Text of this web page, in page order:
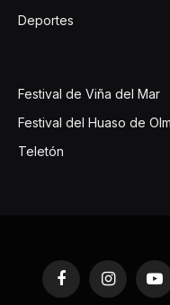
Deportes
Festival de Viña del Mar
Festival del Huaso de
Teletón
FacebookInstagram